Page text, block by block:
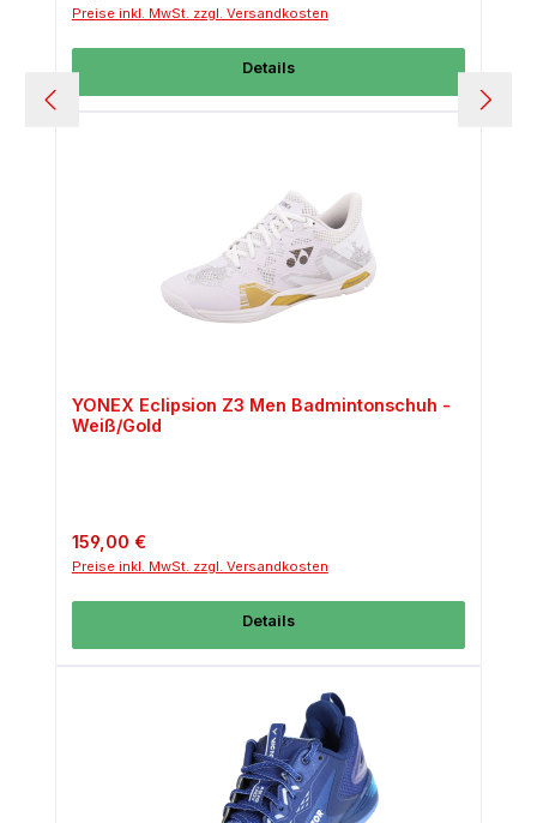
Preise inkl. MwSt. zzgl. Versandkosten
Details
YONEX Eclipsion Z3 Men Badmintonschuh -
Weiß/Gold
Regulärer Preis:
159,00 €
Preise inkl. MwSt. zzgl. Versandkosten
Details